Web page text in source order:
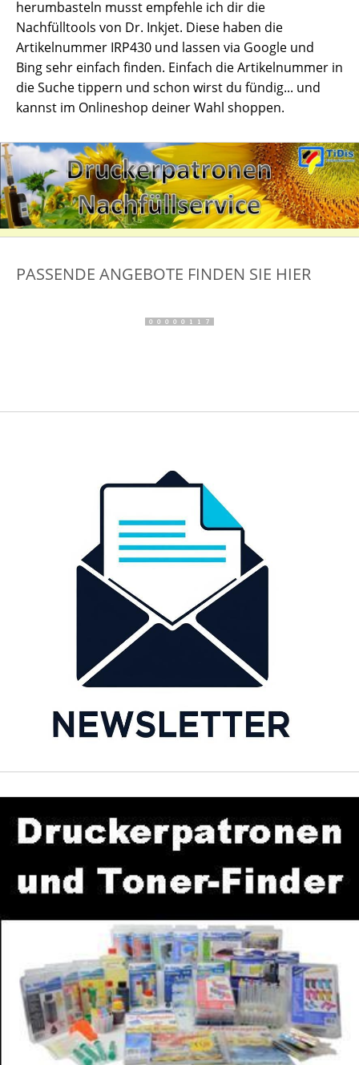
herumbasteln musst empfehle ich dir die
Nachfülltools von Dr. Inkjet. Diese haben die
Artikelnummer IRP430 und lassen via Google und
Bing sehr einfach finden. Einfach die Artikelnummer in
die Suche tippern und schon wirst du fündig... und
kannst im Onlineshop deiner Wahl shoppen.
PASSENDE ANGEBOTE FINDEN SIE HIER